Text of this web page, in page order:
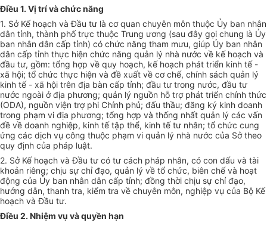
Điều 1. Vị trí và chức năng
1. Sở Kế hoạch và Đầu tư là cơ quan chuyên môn thuộc Ủy ban nhân
dân tỉnh, thành phố trực thuộc Trung ương (sau đây gọi chung là Ủy
ban nhân dân cấp tỉnh) có chức năng tham mưu, giúp Ủy ban nhân
dân cấp tỉnh thực hiện chức năng quản lý nhà nước về kế hoạch và
đầu tư, gồm: tổng hợp về quy hoạch, kế hoạch phát triển kinh tế -
xã hội; tổ chức thực hiện và đề xuất về cơ chế, chính sách quản lý
kinh tế - xã hội trên địa bàn cấp tỉnh; đầu tư trong nước, đầu tư
nước ngoài ở địa phương; quản lý nguồn hỗ trợ phát triển chính thức
(ODA), nguồn viện trợ phi Chính phủ; đấu thầu; đăng ký kinh doanh
trong phạm vi địa phương; tổng hợp và thống nhất quản lý các vấn
đề về doanh nghiệp, kinh tế tập thể, kinh tế tư nhân; tổ chức cung
ứng các dịch vụ công thuộc phạm vi quản lý nhà nước của Sở theo
quy định của pháp luật.
2. Sở Kế hoạch và Đầu tư có tư cách pháp nhân, có con dấu và tài
khoản riêng; chịu sự chỉ đạo, quản lý về tổ chức, biên chế và hoạt
động của Ủy ban nhân dân cấp tỉnh; đồng thời chịu sự chỉ đạo,
hướng dẫn, thanh tra, kiểm tra về chuyên môn, nghiệp vụ của Bộ Kế
hoạch và Đầu tư.
Điều 2. Nhiệm vụ và quyền hạn